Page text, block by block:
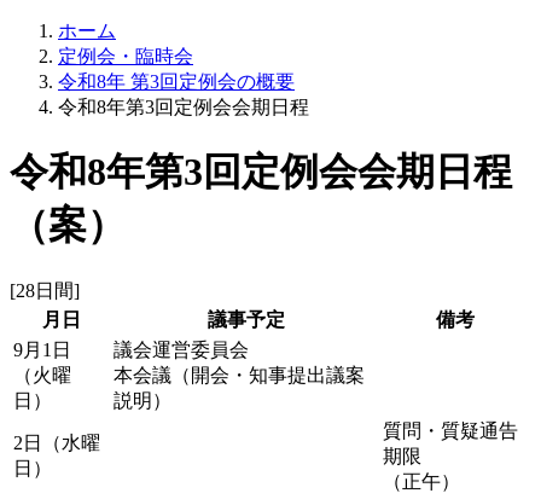
ホーム
定例会・臨時会
令和8年 第3回定例会の概要
令和8年第3回定例会会期日程
令和8年第3回定例会会期日程
（案）
[28日間]
月日
議事予定
備考
9月1日
（火曜
日）
議会運営委員会
本会議（開会・知事提出議案
説明）
2日（水曜
日）
質問・質疑通告
期限
（正午）